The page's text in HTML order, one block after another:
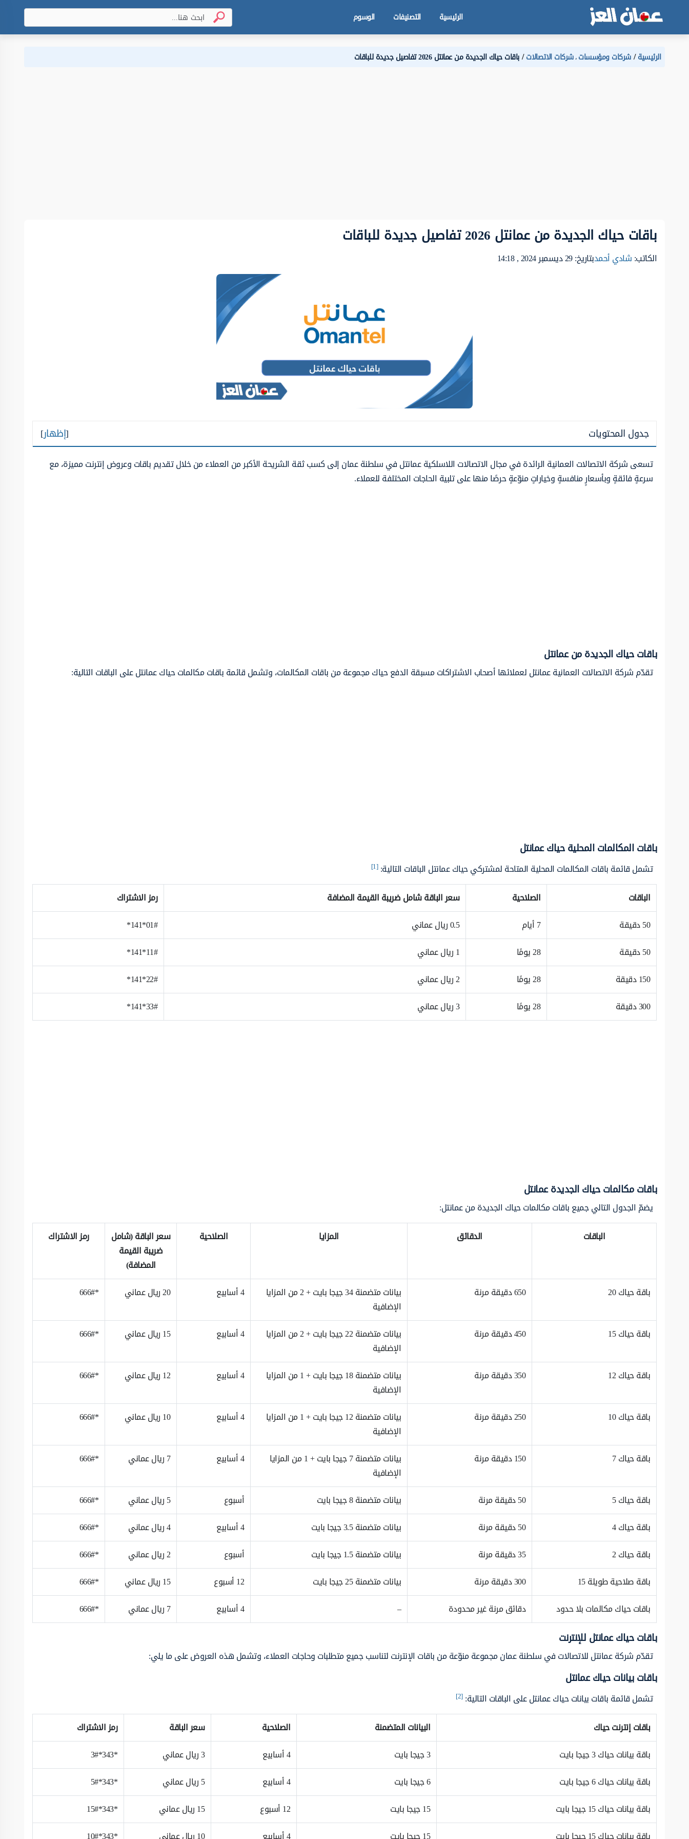
الرئيسية التصنيفات الوسوم
الرئيسية شركات ومؤسسات،شركات الاتصالات باقات حياك الجديدة من عمانتل 2026 تفاصيل جديدة للباقات
باقات حياك الجديدة من عمانتل 2026 تفاصيل جديدة للباقات
الكاتب:شادي أحمدبتاريخ: 29 ديسمبر 2024 , 14:18
جدول المحتويات [إظهار]
تسعى شركة الاتصالات العمانية الرائدة في مجال الاتصالات اللاسلكية عمانتل في سلطنة عمان إلى كسب ثقة الشريحة الأكبر من العملاء من خلال تقديم باقات وعروض إنترنت مميزة، مع
سرعةٍ فائقةٍ وبأسعارٍ منافسةٍ وخياراتٍ منوّعةٍ حرصًا منها على تلبية الحاجات المختلفة للعملاء.
باقات حياك الجديدة من عمانتل
تقدّم شركة الاتصالات العمانية عمانتل لعملائها أصحاب الاشتراكات مسبقة الدفع حياك مجموعة من باقات المكالمات، وتشمل قائمة باقات مكالمات حياك عمانتل على الباقات التالية:
باقات المكالمات المحلية حياك عمانتل
تشمل قائمة باقات المكالمات المحلية المتاحة لمشتركي حياك عمانتل الباقات التالية:[1]
الباقات الصلاحية سعر الباقة شامل ضريبة القيمة المضافة
رمز الاشتراك
50 دقيقة
7 أيام 0.5 ريال عماني
01#*141*
50 دقيقة
28 يومًا 1 ريال عماني
11#*141*
150 دقيقة
28 يومًا 2 ريال عماني
22#*141*
300 دقيقة
28 يومًا 3 ريال عماني 33#*141*
باقات مكالمات حياك الجديدة عمانتل
يضمّ الجدول التالي جميع باقات مكالمات حياك الجديدة من عمانتل:
الباقات
الدقائق المزايا الصلاحية
سعر الباقة (شامل
ضريبة القيمة
المضافة)
رمز الاشتراك
باقة حياك 20 650 دقيقة مرنة
بيانات متضمنة 34 جيجا بايت + 2 من المزايا
الإضافية
4 أسابيع 20 ريال عماني *666#
باقة حياك 15 450 دقيقة مرنة
بيانات متضمنة 22 جيجا بايت + 2 من المزايا
الإضافية
4 أسابيع 15 ريال عماني *666#
باقة حياك 12 350 دقيقة مرنة
بيانات متضمنة 18 جيجا بايت + 1 من المزايا
الإضافية
4 أسابيع 12 ريال عماني *666#
باقة حياك 10 250 دقيقة مرنة
بيانات متضمنة 12 جيجا بايت + 1 من المزايا
الإضافية
4 أسابيع 10 ريال عماني *666#
باقة حياك 7 150 دقيقة مرنة
بيانات متضمنة 7 جيجا بايت + 1 من المزايا
الإضافية
4 أسابيع 7 ريال عماني *666#
باقة حياك 5 50 دقيقة مرنة بيانات متضمنة 8 جيجا بايت أسبوع 5 ريال عماني
*666#
باقة حياك 4
50 دقيقة مرنة بيانات متضمنة 3.5 جيجا بايت 4 أسابيع 4 ريال عماني
*666#
باقة حياك 2
35 دقيقة مرنة بيانات متضمنة 1.5 جيجا بايت أسبوع 2 ريال عماني
*666#
باقة صلاحية طويلة 15
300 دقيقة مرنة بيانات متضمنة 25 جيجا بايت 12 أسبوع 15 ريال عماني
*666#
باقات حياك مكالمات بلا حدود
دقائق مرنة غير محدودة – 4 أسابيع 7 ريال عماني *666#
باقات حياك عمانتل للإنترنت
تقدّم شركة عمانتل للاتصالات في سلطنة عمان مجموعة منوّعة من باقات الإنترنت لتناسب جميع متطلبات وحاجات العملاء، وتشمل هذه العروض على ما يلي:
باقات بيانات حياك عمانتل
تشمل قائمة باقات بيانات حياك عمانتل على الباقات التالية:[2]
باقات إنترنت حياك البيانات المتضمنة الصلاحية سعر الباقة
رمز الاشتراك
باقة بيانات حياك 3 جيجا بايت
3 جيجا بايت 4 أسابيع 3 ريال عماني
*343*3#
باقة بيانات حياك 6 جيجا بايت
6 جيجا بايت 4 أسابيع 5 ريال عماني
*343*5#
باقة بيانات حياك 15 جيجا بايت
15 جيجا بايت 12 أسبوع 15 ريال عماني
*343*15#